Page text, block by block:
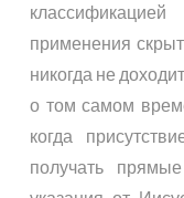
применения
никогда не
о том самом
когда
получать